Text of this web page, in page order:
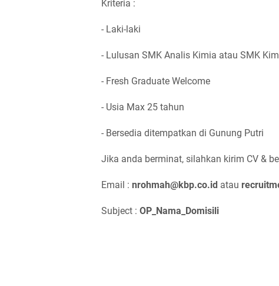
Kriteria :
- Laki-laki
- Lulusan SMK Analis Kimia atau SMK
- Fresh Graduate Welcome
- Usia Max 25 tahun
- Bersedia ditempatkan di Gunung Putri
Jika anda berminat, silahkan kirim CV &
Email : nrohmah@kbp.co.id atau
Subject : OP_Nama_Domisili